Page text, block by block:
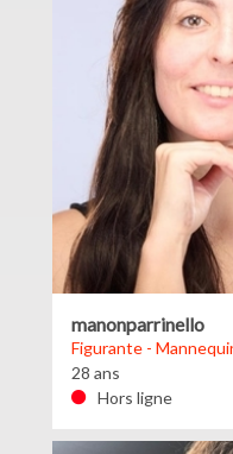
manonparrinello
Figurante -
28 ans
Hors ligne